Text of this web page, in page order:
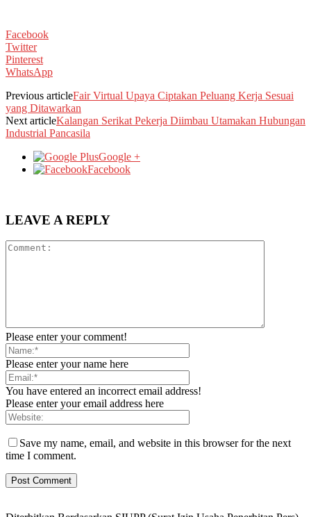
Facebook
Twitter
Pinterest
WhatsApp
Previous articleFair Virtual Upaya Ciptakan Peluang Kerja Sesuai
yang Ditawarkan
Next articleKalangan Serikat Pekerja Diimbau Utamakan Hubungan
Industrial Pancasila
Google +
Facebook
LEAVE A REPLY
Please enter your comment!
Please enter your name here
You have entered an incorrect email address!
Please enter your email address here
Save my name, email, and website in this browser for the next
time I comment.